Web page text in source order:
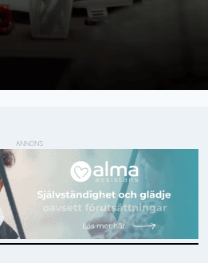
ANNONS